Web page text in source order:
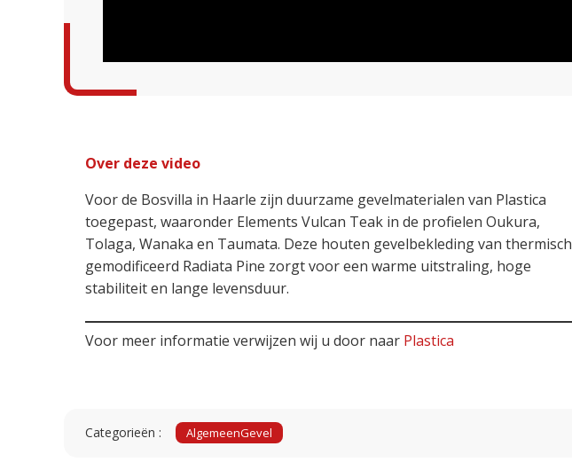
Over deze video
Voor de Bosvilla in Haarle zijn duurzame gevelmaterialen van Plastica
toegepast, waaronder Elements Vulcan Teak in de profielen Oukura,
Tolaga, Wanaka en Taumata. Deze houten gevelbekleding van thermisch
gemodificeerd Radiata Pine zorgt voor een warme uitstraling, hoge
stabiliteit en lange levensduur.
Voor meer informatie verwijzen wij u door naar Plastica
Categorieën : AlgemeenGevel